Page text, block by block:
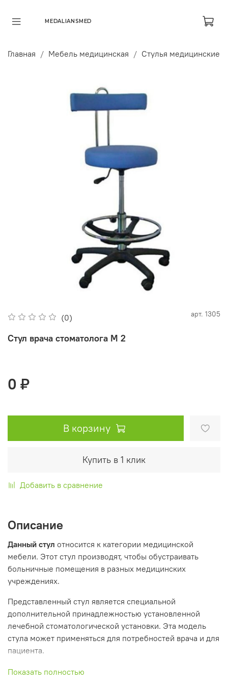
MEDALIANSMED
Главная Мебель медицинская Стулья медицинские
(0) арт. 1305
Стул врача стоматолога M 2
0 ₽
В корзину
Купить в 1 клик
Добавить в сравнение
Описание
Данный стул относится к категории медицинской
мебели. Этот стул производят, чтобы обустраивать
больничные помещения в разных медицинских
учреждениях.
Представленный стул является специальной
дополнительной принадлежностью установленной
лечебной стоматологической установки. Эта модель
стула может применяться для потребностей врача и для
пациента.
Этот стул стоматолога оснащён специальным
Показать полностью